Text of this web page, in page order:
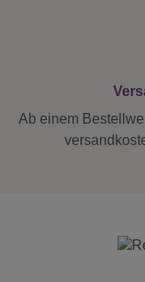
Ab einem